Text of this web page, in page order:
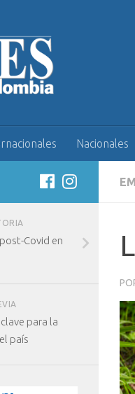
Nacionales
Covid en
para la
país